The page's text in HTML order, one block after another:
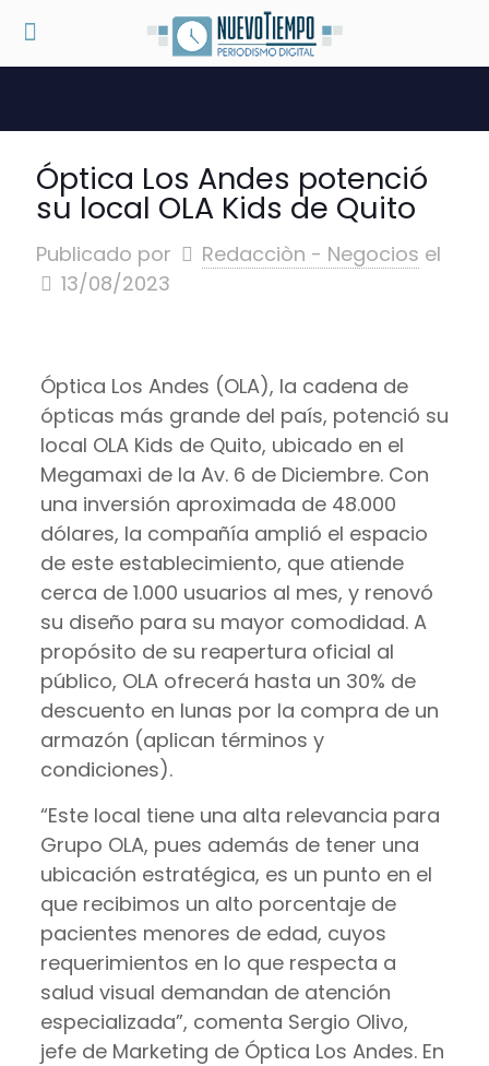
Óptica Los Andes potenció
su local OLA Kids de Quito
Publicado por Redacciòn - Negocios el
13/08/2023
Óptica Los Andes (OLA), la cadena de
ópticas más grande del país, potenció su
local OLA Kids de Quito, ubicado en el
Megamaxi de la Av. 6 de Diciembre. Con
una inversión aproximada de 48.000
dólares, la compañía amplió el espacio
de este establecimiento, que atiende
cerca de 1.000 usuarios al mes, y renovó
su diseño para su mayor comodidad. A
propósito de su reapertura oficial al
público, OLA ofrecerá hasta un 30% de
descuento en lunas por la compra de un
armazón (aplican términos y
condiciones).
“Este local tiene una alta relevancia para
Grupo OLA, pues además de tener una
ubicación estratégica, es un punto en el
que recibimos un alto porcentaje de
pacientes menores de edad, cuyos
requerimientos en lo que respecta a
salud visual demandan de atención
especializada”, comenta Sergio Olivo,
jefe de Marketing de Óptica Los Andes. En